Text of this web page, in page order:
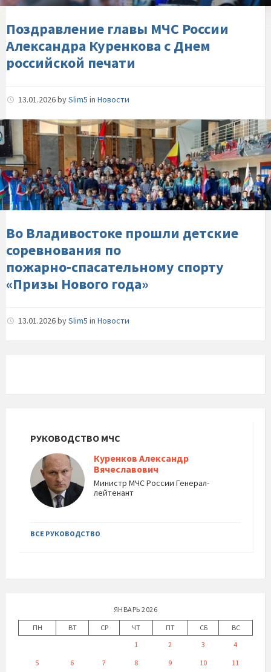
с-
Днем-
печати
Поздравление главы МЧС России
Александра Куренкова с Днем
российской печати
13.01.2026bySlim5 in Новости
Во-
Владивостоке-
прошли-
детские-
соревнования-
по-
пожарно‑спасательному-
спорту-«Призы-
Нового-
Во Владивостоке прошли детские
соревнования по
пожарно‑спасательному спорту
«Призы Нового года»
13.01.2026bySlim5 in Новости
РУКОВОДСТВО МЧС
Куренков Александр
Вячеславович
Министр МЧС России Генерал-
лейтенант
ВСЕ РУКОВОДСТВО
ЯНВАРЬ 2026
ПН
ВТ СР ЧТ ПТ СБ
ВС
1
2 3
4
5
6 7 8 9 10
11